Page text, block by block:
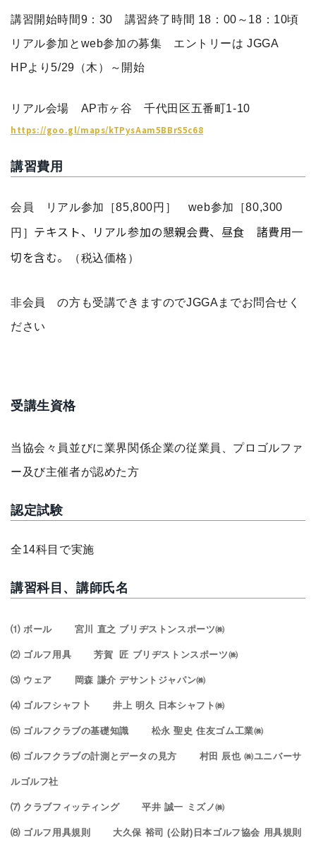
講習開始時間9：30 講習終了時間 18：00～18：10頃
リアル参加とweb参加の募集 エントリーは JGGA
HPより5/29 （木）～開始
リアル会場 AP市ヶ谷 千代田区五番町1-10
https://goo.gl/maps/kTPysAam5BBrS5c68
講習費用
会員 リアル参加［85,800円］ web参加［80,300
円］ テキスト、リアル参加の懇親会費、昼食 諸費用一
切を含む。
（税込価格）
非会員 の方も受講できますのでJGGAまでお問合せく
ださい
受講生資格
当協会々員並びに業界関係企業の従業員、プロゴルファ
ー及び主催者が認めた方
認定試験
全14科目で実施
講習科目、講師氏名
⑴ ボール 宮川 直之 ブリヂストンスポーツ㈱
⑵ ゴルフ用具 芳賀 匠 ブリヂストンスポーツ㈱
⑶ ウェア 岡森 謙介 デサントジャパン㈱
⑷ ゴルフシャフ卜 井上 明久 日本シャフト㈱
⑸ ゴルフクラブの基礎知識 松永 聖史 住友ゴム工業㈱
⑹ ゴルフクラブの計測とデータの見方 村田 辰也 ㈱ユニバーサ
ルゴルフ社
⑺ クラブフィッティング 平井 誠一 ミズノ㈱
⑻ ゴルフ用具規則 大久保 裕司 (公財)日本ゴルフ協会 用具規則